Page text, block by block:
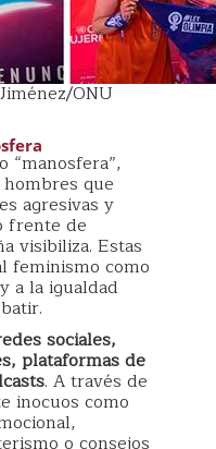
ONU
“manosfera”,
que
agresivas y
frente de
visibiliza. Estas
feminismo como
a la igualdad
sociales,
plataformas de
. A través de
inocuos como